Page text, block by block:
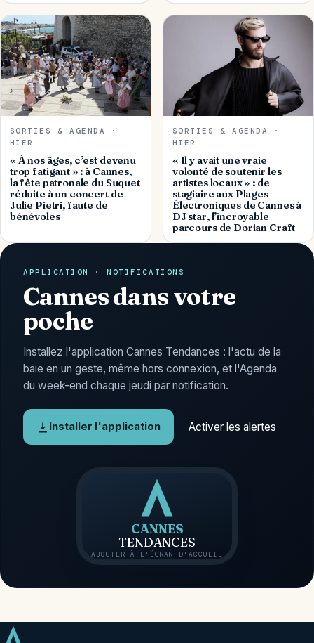
SORTIES & AGENDA ·
HIER
« À nos âges, c’est devenu
trop fatigant » : à Cannes,
la fête patronale du Suquet
réduite à un concert de
Julie Pietri, faute de
bénévoles
SORTIES & AGENDA ·
HIER
« Il y avait une vraie
volonté de soutenir les
artistes locaux » : de
stagiaire aux Plages
Électroniques de Cannes à
DJ star, l’incroyable
parcours de Dorian Craft
APPLICATION · NOTIFICATIONS
Cannes dans votre
poche
Installez l'application Cannes Tendances : l'actu de la
baie en un geste, même hors connexion, et l'Agenda
du week-end chaque jeudi par notification.
Installer l'application Activer les alertes
CANNES
TENDANCES
AJOUTER À L'ÉCRAN D'ACCUEIL